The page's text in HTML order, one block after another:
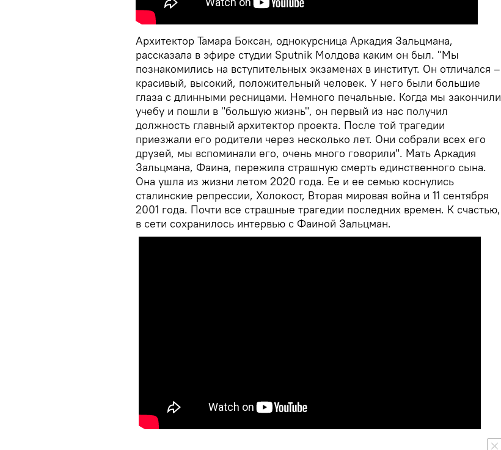
Архитектор Тамара Боксан, однокурсница Аркадия Зальцмана,
рассказала в эфире студии Sputnik Молдова каким он был. "Мы
познакомились на вступительных экзаменах в институт. Он отличался –
красивый, высокий, положительный человек. У него были большие
глаза с длинными ресницами. Немного печальные. Когда мы закончили
учебу и пошли в "большую жизнь", он первый из нас получил
должность главный архитектор проекта. После той трагедии
приезжали его родители через несколько лет. Они собрали всех его
друзей, мы вспоминали его, очень много говорили". Мать Аркадия
Зальцмана, Фаина, пережила страшную смерть единственного сына.
Она ушла из жизни летом 2020 года. Ее и ее семью коснулись
сталинские репрессии, Холокост, Вторая мировая война и 11 сентября
2001 года. Почти все страшные трагедии последних времен. К счастью,
в сети сохранилось интервью с Фаиной Зальцман.